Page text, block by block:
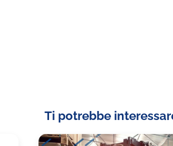
Ti potrebbe